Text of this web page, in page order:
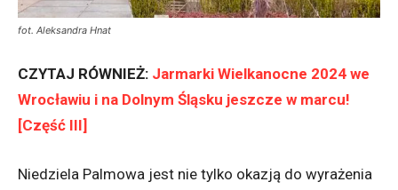
fot. Aleksandra Hnat
CZYTAJ RÓWNIEŻ: Jarmarki Wielkanocne 2024 we
Wrocławiu i na Dolnym Śląsku jeszcze w marcu!
[Część III]
Niedziela Palmowa jest nie tylko okazją do wyrażenia